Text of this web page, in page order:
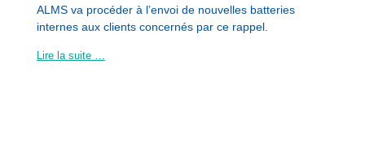
ALMS va procéder à l’envoi de nouvelles batteries
internes aux clients concernés par ce rappel.
Lire la suite …